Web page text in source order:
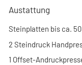
Austattung
Steinplatten bis ca.
2 Steindruck
1 Offset-